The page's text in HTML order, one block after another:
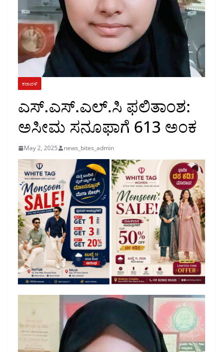
ಕರಾವಳಿ
ಎಸ್.ಎಸ್.ಎಲ್.ಸಿ ಫಲಿತಾಂಶ:
ಅಸೀಮ ಸನೂಫಾಗೆ 613 ಅಂಕ
May 2, 2025 news_bites_admin